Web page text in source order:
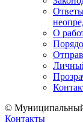
О
©
Контакты